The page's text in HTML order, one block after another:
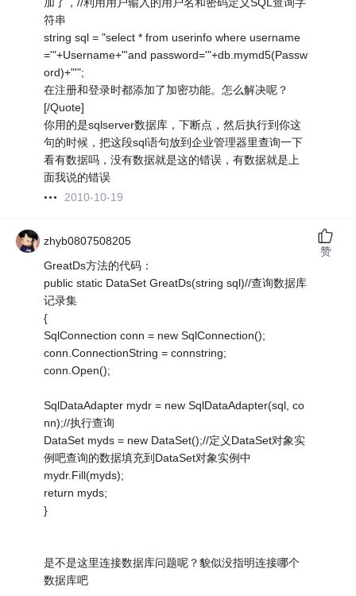
加了，//利用用户输入的用户名和密码定义SQL查询字
符串
string sql = "select * from userinfo where username
='"+Username+"'and password='"+db.mymd5(Passw
ord)+"'";
在注册和登录时都添加了加密功能。怎么解决呢？
[/Quote]
你用的是sqlserver数据库，下断点，然后执行到你这
句的时候，把这段sql语句放到企业管理器里查询一下
看有数据吗，没有数据就是这的错误，有数据就是上
面我说的错误
2010-10-19
zhyb0807508205
GreatDs方法的代码：
public static DataSet GreatDs(string sql)//查询数据库
记录集
{
SqlConnection conn = new SqlConnection();
conn.ConnectionString = connstring;
conn.Open();
SqlDataAdapter mydr = new SqlDataAdapter(sql, co
nn);//执行查询
DataSet myds = new DataSet();//定义DataSet对象实
例吧查询的数据填充到DataSet对象实例中
mydr.Fill(myds);
return myds;
}
是不是这里连接数据库问题呢？貌似没指明连接哪个
数据库吧
赞